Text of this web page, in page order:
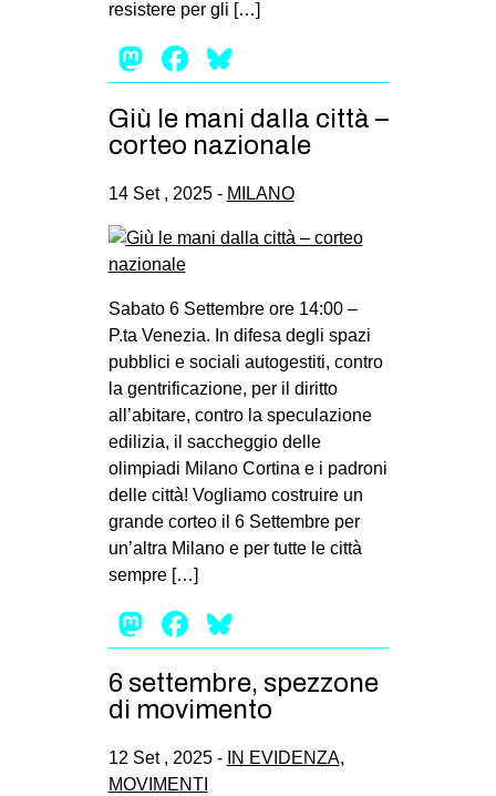
resistere per gli […]
Mastodon
Facebook
Giù le mani dalla città –
corteo nazionale
14 Set , 2025 - MILANO
Sabato 6 Settembre ore 14:00 –
P.ta Venezia. In difesa degli spazi
pubblici e sociali autogestiti, contro
la gentrificazione, per il diritto
all’abitare, contro la speculazione
edilizia, il saccheggio delle
olimpiadi Milano Cortina e i padroni
delle città! Vogliamo costruire un
grande corteo il 6 Settembre per
un’altra Milano e per tutte le città
sempre […]
Mastodon
Facebook
6 settembre, spezzone
di movimento
12 Set , 2025 - IN EVIDENZA,
MOVIMENTI